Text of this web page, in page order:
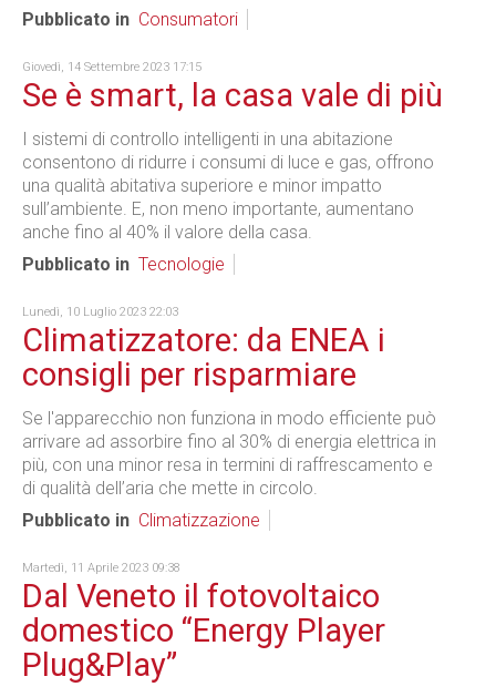
Pubblicato in Consumatori
Giovedì, 14 Settembre 2023 17:15
Se è smart, la casa vale di più
I sistemi di controllo intelligenti in una abitazione
consentono di ridurre i consumi di luce e gas, offrono
una qualità abitativa superiore e minor impatto
sull’ambiente. E, non meno importante, aumentano
anche fino al 40% il valore della casa.
Pubblicato in Tecnologie
Lunedì, 10 Luglio 2023 22:03
Climatizzatore: da ENEA i
consigli per risparmiare
Se l'apparecchio non funziona in modo efficiente può
arrivare ad assorbire fino al 30% di energia elettrica in
più, con una minor resa in termini di raffrescamento e
di qualità dell’aria che mette in circolo.
Pubblicato in Climatizzazione
Martedì, 11 Aprile 2023 09:38
Dal Veneto il fotovoltaico
domestico “Energy Player
Plug&Play”